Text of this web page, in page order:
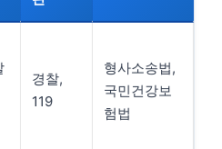
경찰,
119
형사소송법,
국민건강보
험법